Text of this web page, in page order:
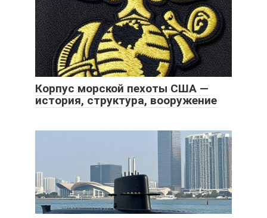
Корпус морской пехоты США —
история, структура, вооружение